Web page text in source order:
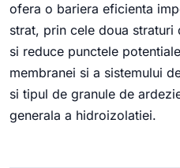
ofera o bariera eficienta
strat, prin cele doua straturi
si reduce punctele
membranei si a sistemului
si tipul de granule de
generala a hidroizolatiei.